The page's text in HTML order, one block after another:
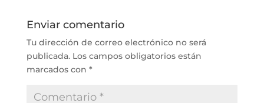
Enviar comentario
Tu dirección de correo electrónico no será
publicada. Los campos obligatorios están
marcados con *